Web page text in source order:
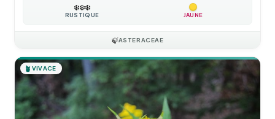
❄️❄️❄️
RUSTIQUE JAUNE
🍃ASTERACEAE
🪴 VIVACE